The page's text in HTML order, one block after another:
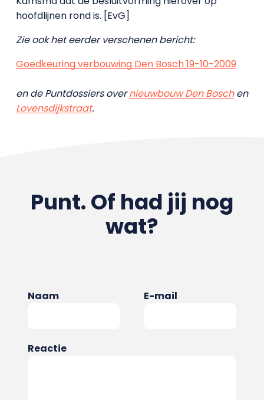
hoofdlijnen rond is. [EvG]
Zie ook het eerder verschenen bericht:
Goedkeuring verbouwing Den Bosch 19-10-2009
en de Puntdossiers overnieuwbouw Den Boschen
Lovensdijkstraat.
Punt. Of had jij nog
wat?
Naam E-mail
Reactie